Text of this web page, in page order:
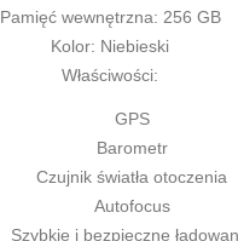
Pamięć wewnętrzna: 256 GB
Kolor: Niebieski
Właściwości:
GPS
Barometr
Czujnik światła otoczenia
Autofocus
Szybkie i bezpieczne